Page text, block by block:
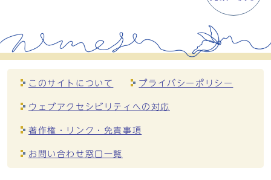
このサイトについて プライバシーポリシー
ウェブアクセシビリティへの対応
著作権・リンク・免責事項
お問い合わせ窓口一覧